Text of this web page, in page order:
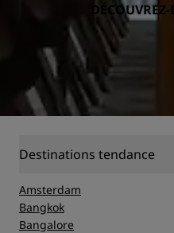
Destinations tendance
Amsterdam
Bangkok
Bangalore